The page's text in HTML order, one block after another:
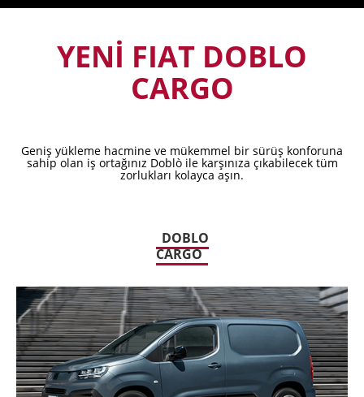
YENİ FIAT DOBLO
CARGO
Geniş yükleme hacmine ve mükemmel bir sürüş konforuna
sahip olan iş ortağınız Doblò ile karşınıza çıkabilecek tüm
zorlukları kolayca aşın.
DOBLO
CARGO